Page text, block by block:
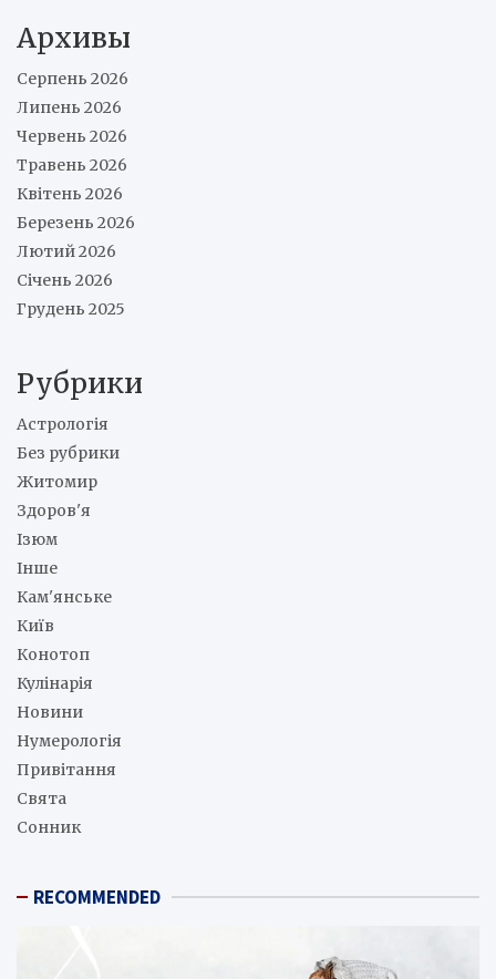
Архивы
Серпень 2026
Липень 2026
Червень 2026
Травень 2026
Квітень 2026
Березень 2026
Лютий 2026
Січень 2026
Грудень 2025
Рубрики
Астрологія
Без рубрики
Житомир
Здоров'я
Ізюм
Інше
Кам'янське
Київ
Конотоп
Кулінарія
Новини
Нумерологія
Привітання
Свята
Сонник
RECOMMENDED